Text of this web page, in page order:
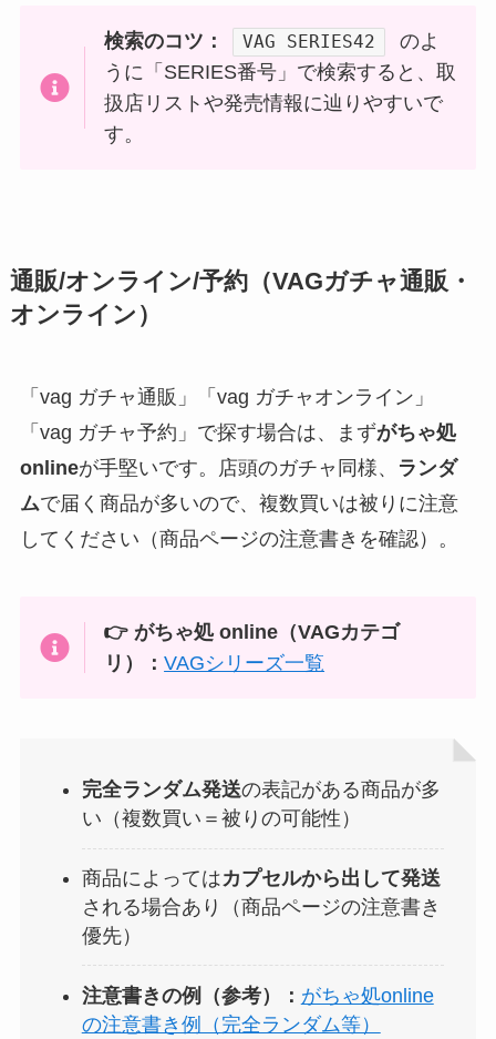
検索のコツ： VAG SERIES42
のよ
うに「SERIES番号」で検索すると、取
扱店リストや発売情報に辿りやすいで
す。
通販/オンライン/予約（VAGガチャ通販・
オンライン）
「vag ガチャ通販」「vag ガチャオンライン」
「vag ガチャ予約」で探す場合は、まずがちゃ処
onlineが手堅いです。店頭のガチャ同様、
ランダ
ムで届く商品が多いので、複数買いは被りに注意
してください（商品ページの注意書きを確認）。
👉 がちゃ処 online（VAGカテゴ
リ）：VAGシリーズ一覧
完全ランダム発送の表記がある商品が多
い（複数買い＝被りの可能性）
商品によってはカプセルから出して発送
される場合あり（商品ページの注意書き
優先）
注意書きの例（参考）： がちゃ処online
の注意書き例（完全ランダム等）